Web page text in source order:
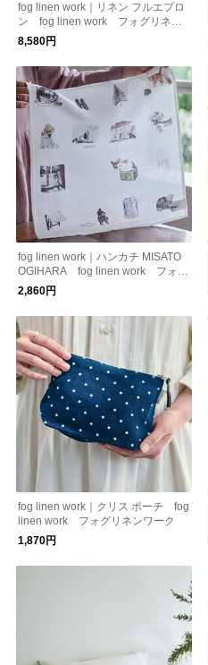
fog linen work｜リネン フルエプロ
ン fog linen work フォグリネン
ワーク
8,580円
fog linen work｜ハンカチ MISATO
OGIHARA fog linen work フォグ
リネンワーク
2,860円
fog linen work｜クリス ポーチ fog
linen work フォグリネンワーク
1,870円